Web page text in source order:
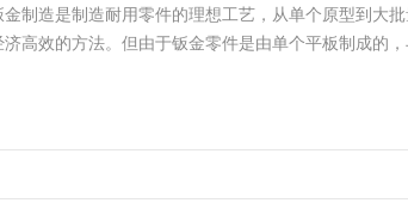
金制造是制造耐用零件的理想工艺，从单个原型到大
济高效的方法。但由于钣金零件是由单个平板制成的